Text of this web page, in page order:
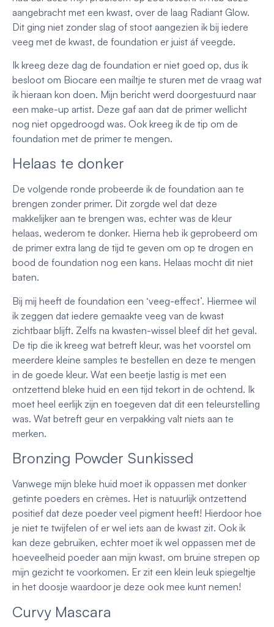
aangebracht met een kwast, over de laag Radiant Glow.
Dit ging niet zonder slag of stoot aangezien ik bij iedere
veeg met de kwast, de foundation er juist áf veegde.
Ik kreeg deze dag de foundation er niet goed op, dus ik
besloot om Biocare een mailtje te sturen met de vraag wat
ik hieraan kon doen. Mijn bericht werd doorgestuurd naar
een make-up artist. Deze gaf aan dat de primer wellicht
nog niet opgedroogd was. Ook kreeg ik de tip om de
foundation met de primer te mengen.
Helaas te donker
De volgende ronde probeerde ik de foundation aan te
brengen zonder primer. Dit zorgde wel dat deze
makkelijker aan te brengen was, echter was de kleur
helaas, wederom te donker. Hierna heb ik geprobeerd om
de primer extra lang de tijd te geven om op te drogen en
bood de foundation nog een kans. Helaas mocht dit niet
baten.
Bij mij heeft de foundation een ‘veeg-effect’. Hiermee wil
ik zeggen dat iedere gemaakte veeg van de kwast
zichtbaar blijft. Zelfs na kwasten-wissel bleef dit het geval.
De tip die ik kreeg wat betreft kleur, was het voorstel om
meerdere kleine samples te bestellen en deze te mengen
in de goede kleur. Wat een beetje lastig is met een
ontzettend bleke huid en een tijd tekort in de ochtend. Ik
moet heel eerlijk zijn en toegeven dat dit een teleurstelling
was. Wat betreft geur en verpakking valt niets aan te
merken.
Bronzing Powder Sunkissed
Vanwege mijn bleke huid moet ik oppassen met donker
getinte poeders en crèmes. Het is natuurlijk ontzettend
positief dat deze poeder veel pigment heeft! Hierdoor hoe
je niet te twijfelen of er wel iets aan de kwast zit. Ook ik
kan deze gebruiken, echter moet ik wel oppassen met de
hoeveelheid poeder aan mijn kwast, om bruine strepen op
mijn gezicht te voorkomen. Er zit een klein leuk spiegeltje
in het doosje waardoor je deze ook mee kunt nemen!
Curvy Mascara